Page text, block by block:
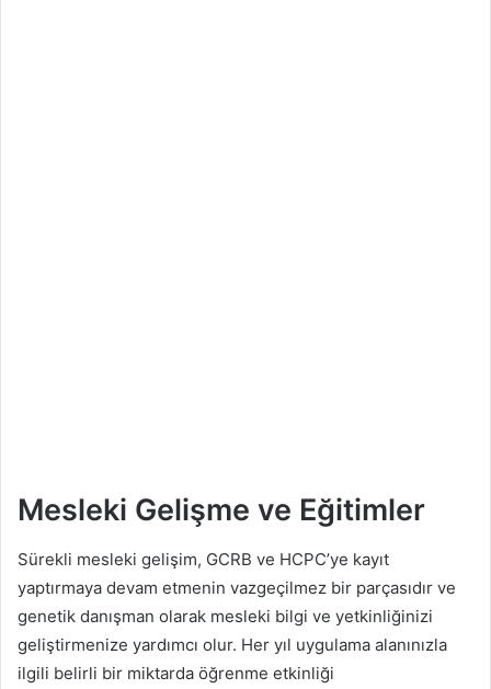
Mesleki Gelişme ve Eğitimler
Sürekli mesleki gelişim, GCRB ve HCPC’ye kayıt
yaptırmaya devam etmenin vazgeçilmez bir parçasıdır ve
genetik danışman olarak mesleki bilgi ve yetkinliğinizi
geliştirmenize yardımcı olur. Her yıl uygulama alanınızla
ilgili belirli bir miktarda öğrenme etkinliği